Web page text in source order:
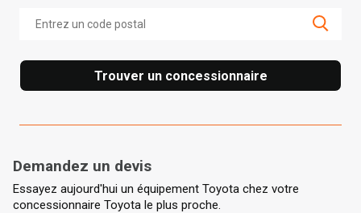
Trouver un concessionnaire
Demandez un devis
Essayez aujourd'hui un équipement Toyota chez votre
concessionnaire Toyota le plus proche.